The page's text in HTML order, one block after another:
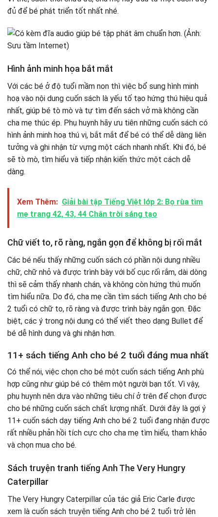
đủ để bé phát triển tốt nhất nhé.
Hình ảnh minh họa bắt mắt
Với các bé ở độ tuổi mầm non thì việc bổ sung hình minh
hoạ vào nội dung cuốn sách là yếu tố tạo hứng thú hiệu quả
nhất, giúp bé tò mò và tự tìm đến sách vở mà không cần
cha mẹ thúc ép. Phụ huynh hãy ưu tiên những cuốn sách có
hình ảnh minh hoạ thú vị, bắt mắt để bé có thể dễ dàng liên
tưởng và ghi nhận từ vựng một cách nhanh nhất. Khi đó, bé
sẽ tò mò, tìm hiểu và tiếp nhận kiến thức một cách dễ
dàng.
Xem Thêm: Giải bài tập Tiếng Việt lớp 2: Bọ rùa tìm
mẹ trang 42, 43, 44 Chân trời sáng tạo
Chữ viết to, rõ ràng, ngắn gọn để không bị rối mắt
Các bé nếu thấy những cuốn sách có phần nội dung nhiều
chữ, chữ nhỏ và được trình bày với bố cục rối rắm, dài dòng
thì sẽ cảm thấy nhanh chán, và không còn hứng thú muốn
tìm hiểu nữa. Do đó, cha mẹ cần tìm sách tiếng Anh cho bé
2 tuổi có chữ to, rõ ràng và được trình bày ngắn gọn. Đặc
biệt, các ý trong nội dung có thể viết theo dạng Bullet để
bé dễ hình dung và ghi nhận hơn.
11+ sách tiếng Anh cho bé 2 tuổi đáng mua nhất
Có thể nói, việc chọn cho bé một cuốn sách tiếng Anh phù
hợp cũng như giúp bé có thêm một người bạn tốt. Vì vậy,
phụ huynh nên dựa vào những tiêu chí ở trên để chọn được
cho bé những cuốn sách chất lượng nhất. Dưới đây là gợi ý
11+ cuốn sách dạy tiếng Anh cho bé 2 tuổi đang nhận được
rất nhiều phản hồi tích cực cho cha mẹ tìm hiểu, tham khảo
và chọn mua cho bé.
Sách truyện tranh tiếng Anh The Very Hungry
Caterpillar
The Very Hungry Caterpillar của tác giả Eric Carle được
xem là cuốn sách truyện tiếng Anh cho bé 2 tuổi trở lên